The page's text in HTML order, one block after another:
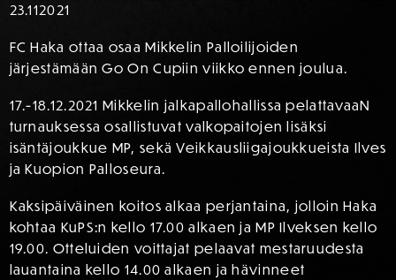
23.112021
FC Haka ottaa osaa Mikkelin Palloilijoiden
järjestämään Go On Cupiin viikko ennen joulua.
17.-18.12.2021 Mikkelin jalkapallohallissa pelattavaaN
turnauksessa osallistuvat valkopaitojen lisäksi
isäntäjoukkue MP, sekä Veikkausliigajoukkueista Ilves
ja Kuopion Palloseura.
Kaksipäiväinen koitos alkaa perjantaina, jolloin Haka
kohtaa KuPS:n kello 17.00 alkaen ja MP Ilveksen kello
19.00. Otteluiden voittajat pelaavat mestaruudesta
lauantaina kello 14.00 alkaen ja hävinneet